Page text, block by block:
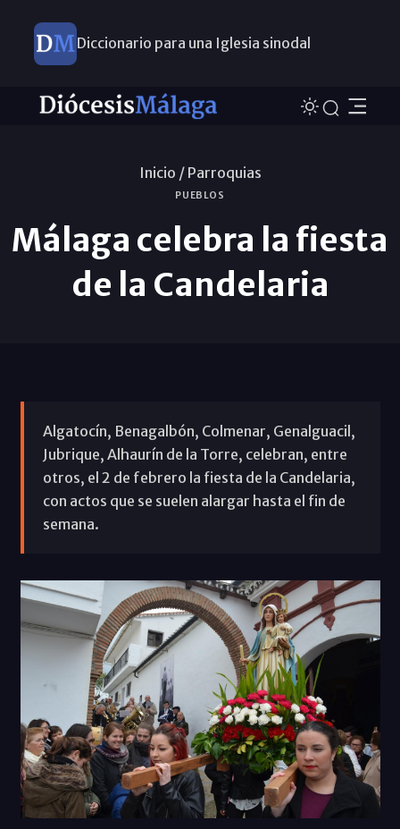
Diccionario para una Iglesia sinodal
Nuevos nombramientos
Inicio / Parroquias
PUEBLOS
Málaga celebra la fiesta
de la Candelaria
Algatocín, Benagalbón, Colmenar, Genalguacil,
Jubrique, Alhaurín de la Torre, celebran, entre
otros, el 2 de febrero la fiesta de la Candelaria,
con actos que se suelen alargar hasta el fin de
semana.